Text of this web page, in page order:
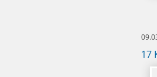
17